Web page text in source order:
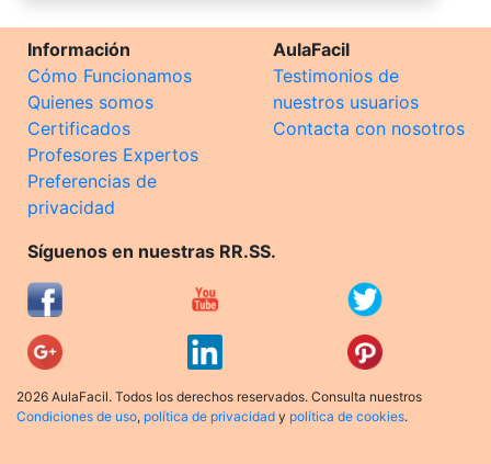
Información
Cómo Funcionamos
Quienes somos
Certificados
Profesores Expertos
Preferencias de
privacidad
AulaFacil
Testimonios de
nuestros usuarios
Contacta con nosotros
Síguenos en nuestras RR.SS.
2026 AulaFacil. Todos los derechos reservados. Consulta nuestros
Condiciones de uso, política de privacidad y política de cookies.